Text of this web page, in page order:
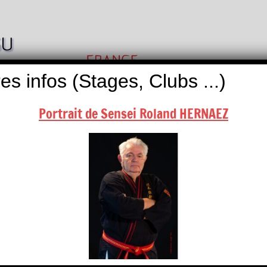
Nihon
Taï
Jitsu
Self
Défense
BOUTIQUES NOUS CONTACTER
contactez-nous …
infos (Stages, Clubs ...)
Portrait de Sensei Roland HERNAEZ